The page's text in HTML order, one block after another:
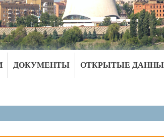
ДОКУМЕНТЫ ОТКРЫТЫЕ